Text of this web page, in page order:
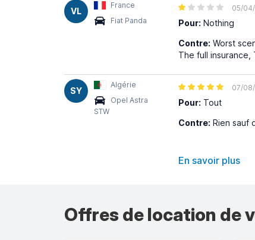
VL
France
Fiat Panda
05/
Pour: Nothing
Contre: Worst
The full
SY
Algérie
Opel Astra
STW
07/
Pour: Tout
Contre: Rien sauf
En savoir plus
Offres de location de